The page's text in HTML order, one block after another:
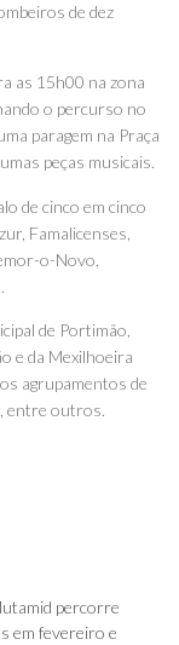
de dez
as 15h00 na zona
o percurso no
paragem na Praça
peças musicais.
de cinco em cinco
Famalicenses,
o-Novo,
de Portimão,
e da Mexilhoeira
agrupamentos de
entre outros.
percorre
em fevereiro e